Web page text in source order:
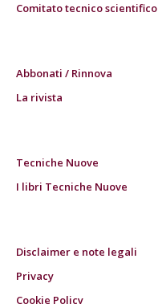
Comitato tecnico scientifico
Abbonati / Rinnova
La rivista
Tecniche Nuove
I libri Tecniche Nuove
Disclaimer e note legali
Privacy
Cookie Policy